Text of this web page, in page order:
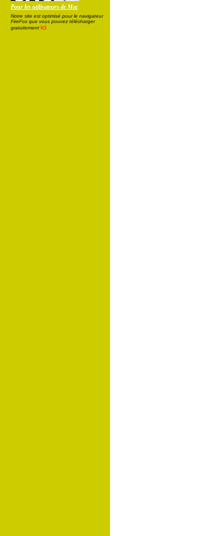
Pour les utilisateurs de Mac
Notre site est optimisé pour le navigateur
FireFox que vous pouvez télécharger
gratuitement ici